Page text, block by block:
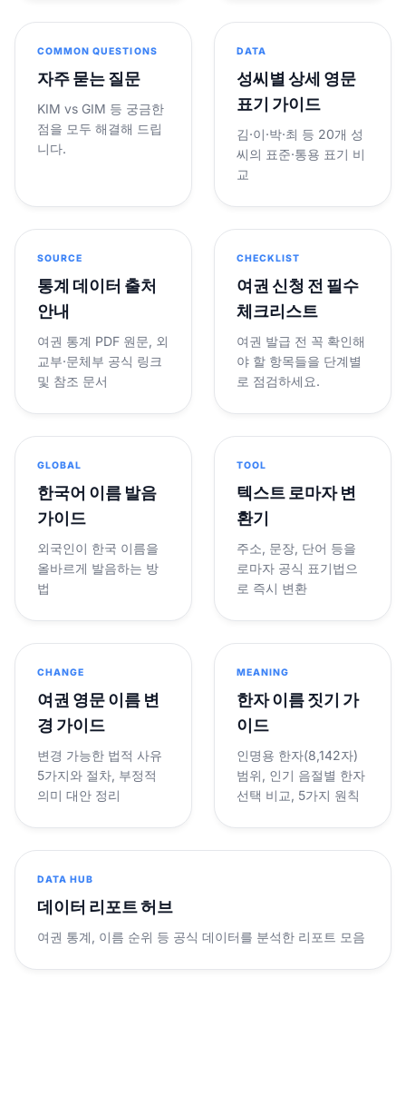
COMMON QUESTIONS
자주 묻는 질문
KIM vs GIM 등 궁금한
점을 모두 해결해 드립
니다.
DATA
성씨별 상세 영문
표기 가이드
김·이·박·최 등 20개 성
씨의 표준·통용 표기 비
교
SOURCE
통계 데이터 출처
안내
여권 통계 PDF 원문, 외
교부·문체부 공식 링크
및 참조 문서
CHECKLIST
여권 신청 전 필수
체크리스트
여권 발급 전 꼭 확인해
야 할 항목들을 단계별
로 점검하세요.
GLOBAL
한국어 이름 발음
가이드
외국인이 한국 이름을
올바르게 발음하는 방
법
TOOL
텍스트 로마자 변
환기
주소, 문장, 단어 등을
로마자 공식 표기법으
로 즉시 변환
CHANGE
여권 영문 이름 변
경 가이드
변경 가능한 법적 사유
5가지와 절차, 부정적
의미 대안 정리
MEANING
한자 이름 짓기 가
이드
인명용 한자(8,142자)
범위, 인기 음절별 한자
선택 비교, 5가지 원칙
DATA HUB
데이터 리포트 허브
여권 통계, 이름 순위 등 공식 데이터를 분석한 리포트 모음